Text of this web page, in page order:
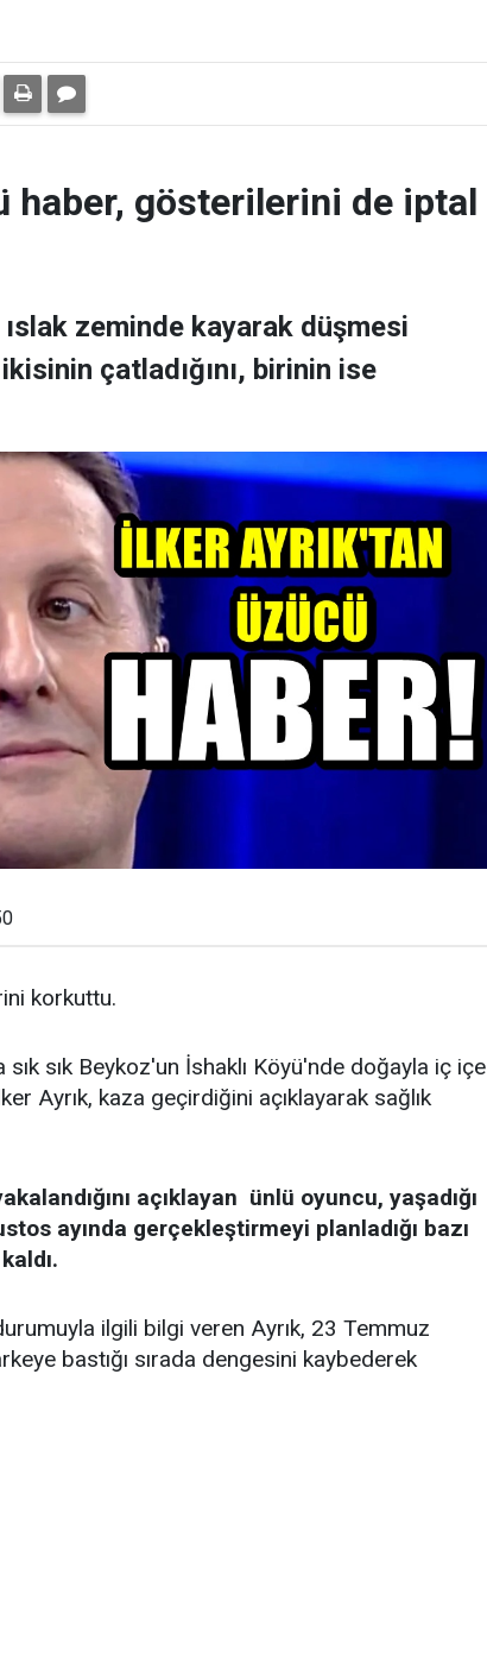
haber, gösterilerini de iptal
zeminde kayarak düşmesi
çatladığını, birinin ise
korkuttu.
sık sık Beykoz'un İshaklı Köyü'nde doğayla iç içe
Ayrık, kaza geçirdiğini açıklayarak sağlık
açıklayan ünlü oyuncu, yaşadığı
ayında gerçekleştirmeyi planladığı bazı
ilgili bilgi veren Ayrık, 23 Temmuz
bastığı sırada dengesini kaybederek